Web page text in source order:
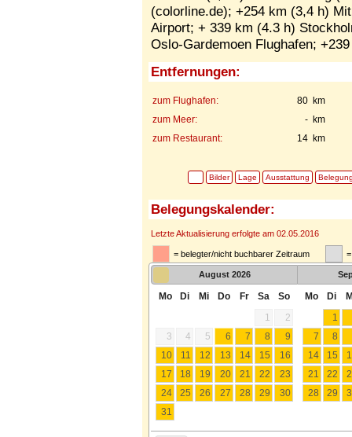
(colorline.de); +254 km (3,4 h)
Airport; + 339 km (4.3 h)
Oslo-Gardemoen Flughafen;
Entfernungen:
80 km
zum Flughafen:
- km
zum Meer:
14 km
zum Restaurant:
Bilder Lage Ausstattung
Belegungskalender:
Letzte Aktualisierung erfolgte am 02.05.2016
= belegter/nicht buchbarer Zeitraum
August 2026
Mo Di Mi Do Fr Sa
So
1
2
3
4 5 6 7 8
9
10
11 12 13 14 15
16
17
18 19 20 21 22
23
24
25 26 27 28 29
30
31
Mo Di
1
7
8
14
15
21
22
28
29